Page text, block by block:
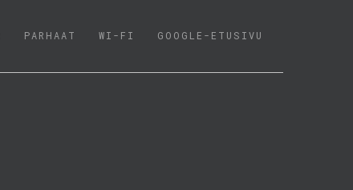
PARHAAT WI-FI GOOGLE-ETUSIVU